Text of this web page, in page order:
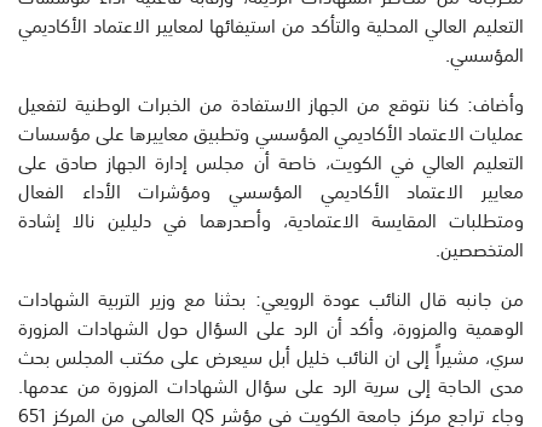
التعليم العالي المحلية والتأكد من استيفائها لمعايير الاعتماد الأكاديمي
المؤسسي.
وأضاف: كنا نتوقع من الجهاز الاستفادة من الخبرات الوطنية لتفعيل
عمليات الاعتماد الأكاديمي المؤسسي وتطبيق معاييرها على مؤسسات
التعليم العالي في الكويت، خاصة أن مجلس إدارة الجهاز صادق على
معايير الاعتماد الأكاديمي المؤسسي ومؤشرات الأداء الفعال
ومتطلبات المقايسة الاعتمادية، وأصدرهما في دليلين نالا إشادة
المتخصصين.
من جانبه قال النائب عودة الرويعي: بحثنا مع وزير التربية الشهادات
الوهمية والمزورة، وأكد أن الرد على السؤال حول الشهادات المزورة
سري، مشيراً إلى ان النائب خليل أبل سيعرض على مكتب المجلس بحث
مدى الحاجة إلى سرية الرد على سؤال الشهادات المزورة من عدمها.
وجاء تراجع مركز جامعة الكويت في مؤشر QS العالمي من المركز 651